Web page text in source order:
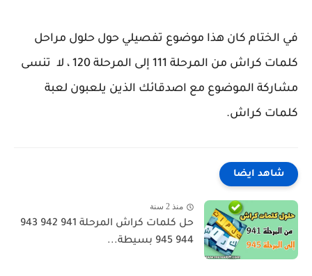
في الختام كان هذا موضوع تفصيلي حول حلول مراحل
كلمات كراش من المرحلة 111 إلى المرحلة 120 ، لا تنسى
مشاركة الموضوع مع اصدقائك الذين يلعبون لعبة
كلمات كراش.
شاهد ايضا
منذ 2 سنة
حل كلمات كراش المرحلة 941 942 943
944 945 بسيطة...